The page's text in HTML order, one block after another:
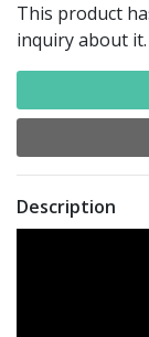
This product
inquiry about it.
Description